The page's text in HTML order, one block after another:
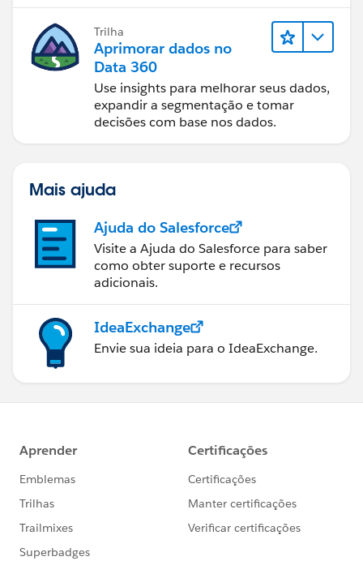
Trilha
Aprimorar dados no
Data 360
Use insights para melhorar seus dados,
expandir a segmentação e tomar
decisões com base nos dados.
Mais ajuda
Ajuda do Salesforce
Visite a Ajuda do Salesforce para saber
como obter suporte e recursos
adicionais.
IdeaExchange
Envie sua ideia para o IdeaExchange.